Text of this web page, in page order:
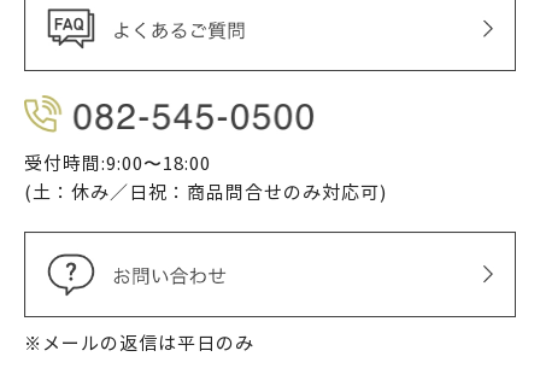
受付時間:9:00〜18:00
(土：休み／日祝：商品問合せのみ対応可)
※メールの返信は平日のみ